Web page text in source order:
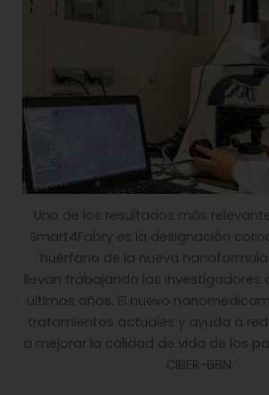
Uno de los resultados más
Smart4Fabry es la designación
huérfano de la nueva
llevan trabajando los investigadores
últimos años. El nuevo
tratamientos actuales y ayuda a
a mejorar la calidad de vida de los
CIBER-BBN.